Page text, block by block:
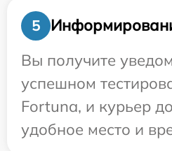
5
Вы получите
успешном
Fortuna, и курьер
удобное место и